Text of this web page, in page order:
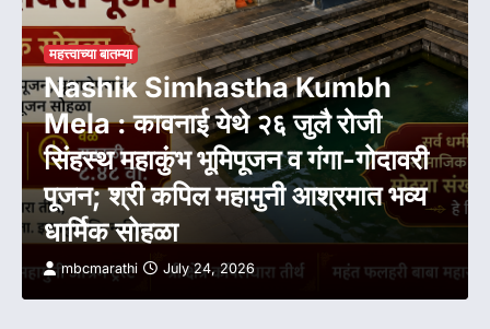
महत्त्वाच्या बातम्या
Nashik Simhastha Kumbh
Mela : कावनाई येथे २६ जुलै रोजी
सिंहस्थ महाकुंभ भूमिपूजन व गंगा-गोदावरी
पूजन; श्री कपिल महामुनी आश्रमात भव्य
धार्मिक सोहळा
mbcmarathi July 24, 2026